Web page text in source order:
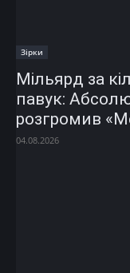
Зірки
Мільярд за
павук:
розгромив
04.08.2026